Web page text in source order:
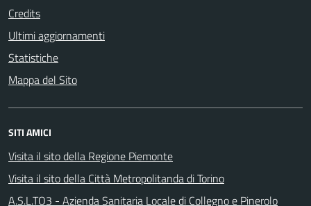
Credits
Ultimi aggiornamenti
Statistiche
Mappa del Sito
SITI AMICI
Visita il sito della Regione Piemonte
Visita il sito della Città Metropolitanda di Torino
A.S.L.TO3 - Azienda Sanitaria Locale di Collegno e Pinerolo